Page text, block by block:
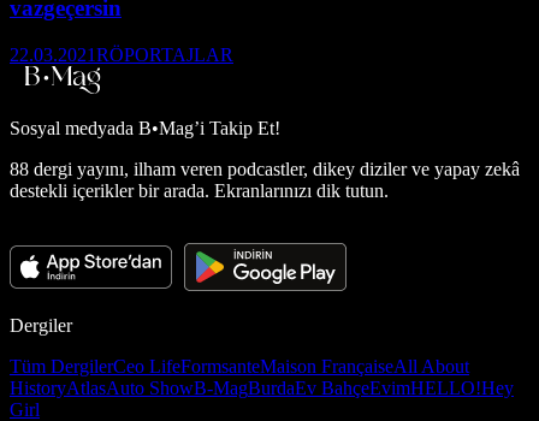
vazgeçersin
22.03.2021RÖPORTAJLAR
Sosyal medyada B•Mag’i Takip Et!
88 dergi yayını, ilham veren podcastler, dikey diziler ve yapay zekâ
destekli içerikler bir arada. Ekranlarınızı dik tutun.
Dergiler
Tüm DergilerCeo LifeFormsanteMaison FrançaiseAll About
HistoryAtlasAuto ShowB-MagBurdaEv BahçeEvimHELLO!Hey
Girl